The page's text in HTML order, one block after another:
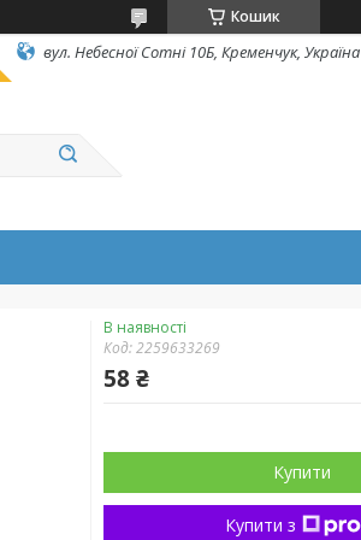
Кошик
вул. Небесної Сотні 10Б, Кременчук, Україна
В наявності
Код:2259633269
58 ₴
Купити
Купити з